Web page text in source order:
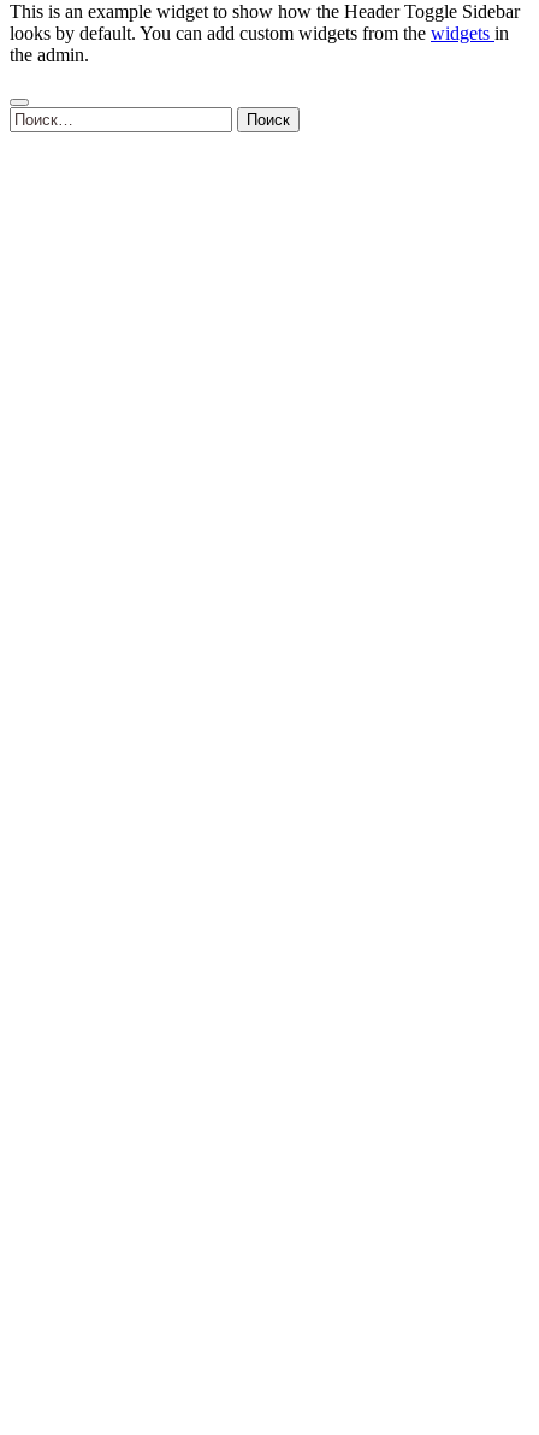
This is an example widget to show how the Header Toggle Sidebar
looks by default. You can add custom widgets from the widgets in
the admin.
Найти: